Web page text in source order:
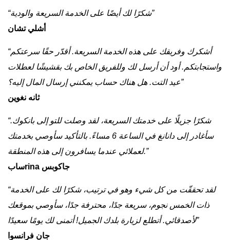
“شكرًا لك أيضًا على الخدمة السريعة والودية”
أشلي تشان
“أشكرك وفريقك على هذه الخدمة السريعة. أقدّر حقًا سرعتكم
واستجابتكم. أود أن أرسل لك وللفريق الخاص بك بقشيشًا لعطلات
عيد التت. هل هناك حساب يمكنني إرسال المال إليه؟”
ثانه نغوين
“شكرًا جزيلًا على خدمتك السريعة، لقد وصلت للتو إلى بانكوك.
سأغادر إلى دانانغ في الساعة 6 مساءً. بالتأكيد سأوصي بخدمتك
لعملائي عندما يسافرون إلى هذه المنطقة.”
سابrina جاكوبس
“لقد تحققّت من كل شيء وهو في ترتيب، شكرًا لك على الخدمة
ذات الخمس نجوم، سريعة جدًا، محترفة جدًا، سأوصي بموقعك
لأصدقائي. أتطلع لزيارة بلدك الجميل! أتمنى لك يومًا سعيدًا”
جان فرانسوا